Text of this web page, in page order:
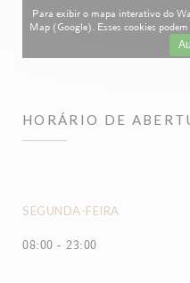
Para exibir o mapa interativo do
Map (Google). Esses cookies
HORÁRIO DE
SEGUNDA-FEIRA
08:00 - 23:00